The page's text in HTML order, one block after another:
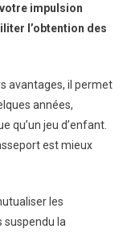
impulsion
l’obtention des
avantages, il permet
années,
qu’un jeu d’enfant.
est mieux
les
suspendu la